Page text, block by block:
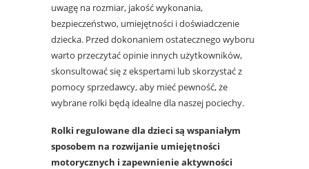
uwagę na rozmiar, jakość wykonania,
bezpieczeństwo, umiejętności i doświadczenie
dziecka. Przed dokonaniem ostatecznego wyboru
warto przeczytać opinie innych użytkowników,
skonsultować się z ekspertami lub skorzystać z
pomocy sprzedawcy, aby mieć pewność, że
wybrane rolki będą idealne dla naszej pociechy.
Rolki regulowane dla dzieci są wspaniałym
sposobem na rozwijanie umiejętności
motorycznych i zapewnienie aktywności